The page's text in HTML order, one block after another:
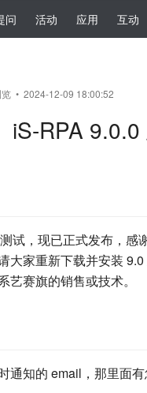
问 活动 应用 互动
• 2024-12-09 18:00:52
iS-RPA
试，现已正式发布，
大家重新下载并安装 9.0
赛旗的销售或技术。
通知的 email，那里面